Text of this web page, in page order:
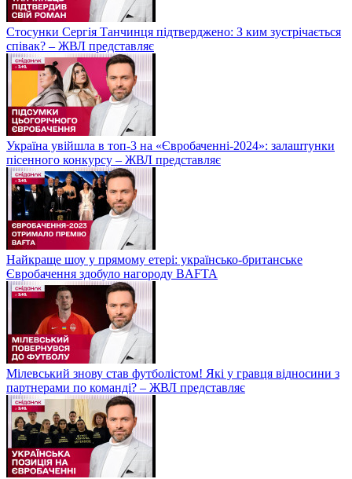
Стосунки Сергія Танчинця підтверджено: З ким зустрічається
співак? – ЖВЛ представляє
Україна увійшла в топ-3 на «Євробаченні-2024»: залаштунки
пісенного конкурсу – ЖВЛ представляє
Найкраще шоу у прямому етері: українсько-британське
Євробачення здобуло нагороду BAFTA
Мілевський знову став футболістом! Які у гравця відносини з
партнерами по команді? – ЖВЛ представляє